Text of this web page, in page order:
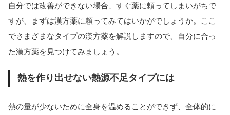
自分では改善ができない場合、すぐ薬に頼ってしまいがちで
すが、まずは漢方薬に頼ってみてはいかがでしょうか。ここ
でさまざまなタイプの漢方薬を解説しますので、自分に合っ
た漢方薬を見つけてみましょう。
熱を作り出せない熱源不足タイプには
熱の量が少ないために全身を温めることができず、全体的に